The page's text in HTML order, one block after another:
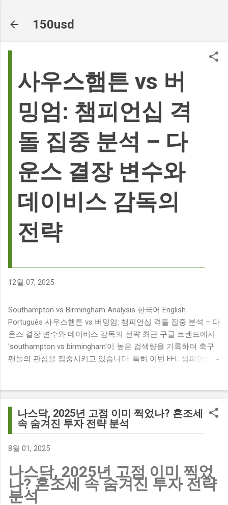
150usd
사우스햄튼 vs 버
밍엄: 챔피언십 격
돌 집중 분석 – 다
운스 결장 변수와
데이비스 감독의
전략
12월 07, 2025
Southampton vs Birmingham Analysis 한국어 English
Português 사우스햄튼 vs 버밍엄: 챔피언십 격돌 집중 분석 – 다
운스 결장 변수와 데이비스 감독의 전략 최근 구글 트렌드에서
'southampton vs birmingham'이 높은 검색량을 기록하며 축구
팬들의 관심을 집중시키고 있습니다. 특히 이번 EFL 챔피언십
다음과 같습니다. The 9 players set to miss Southampton v
Birmingham City ft £7m striker Damion Downs : 사우스햄튼과
버밍엄 시티 경기에서 총 9명의 선수가 결장할 예정이며, 특히
700만 파운드 스트라이커 데미언 다운스의 결장은 사우스햄튼
Birmingham City LIVE Score Updates in EFL Championship
Match : 경기 당일 실시간 스코어 업데이트를 제공하는 뉴스로,
팬들의 높은 관심도를 반영합니다. Chris Davies: Birmingham
나스닥, 2025년 고점 이미 찍었나? 혼조세
속 숨겨진 투자 전략 분석
8월 01, 2025
나스닥, 2025년 고점 이미 찍었
나? 혼조세 속 숨겨진 투자 전략
분석